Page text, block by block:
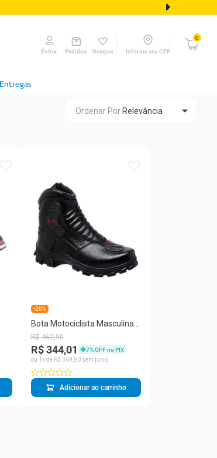
Entrar Pedidos Desejos Informe seu CEP
0
Ordenar Por Relevância
-20%
Bota Motociclista Masculina
Couro Cano Alto Dia a Dia
R$ 462,90
R$ 344,01 7% OFF no PIX
ou 1 x de R$ 369 90sem juros
Adicionar ao carrinho